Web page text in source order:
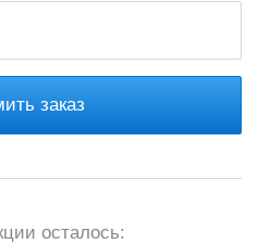
заказ
осталось: